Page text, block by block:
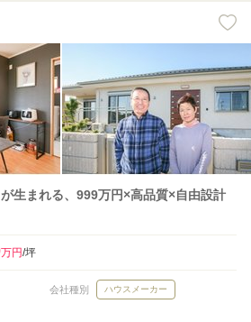
生まれる、999万円×高品質×自由設計
万円/坪
会社種別 ハウスメーカー